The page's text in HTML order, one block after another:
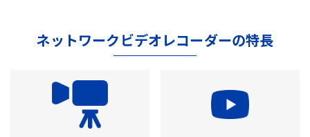
ネットワークビデオレコーダーの特長